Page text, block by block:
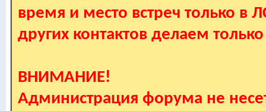
время и место встреч только в
других контактов делаем
ВНИМАНИЕ!
Администрация форума не